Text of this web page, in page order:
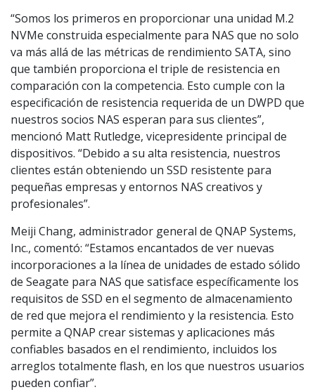
“Somos los primeros en proporcionar una unidad M.2
NVMe construida especialmente para NAS que no solo
va más allá de las métricas de rendimiento SATA, sino
que también proporciona el triple de resistencia en
comparación con la competencia. Esto cumple con la
especificación de resistencia requerida de un DWPD que
nuestros socios NAS esperan para sus clientes”,
mencionó Matt Rutledge, vicepresidente principal de
dispositivos. “Debido a su alta resistencia, nuestros
clientes están obteniendo un SSD resistente para
pequeñas empresas y entornos NAS creativos y
profesionales”.
Meiji Chang, administrador general de QNAP Systems,
Inc., comentó: “Estamos encantados de ver nuevas
incorporaciones a la línea de unidades de estado sólido
de Seagate para NAS que satisface específicamente los
requisitos de SSD en el segmento de almacenamiento
de red que mejora el rendimiento y la resistencia. Esto
permite a QNAP crear sistemas y aplicaciones más
confiables basados en el rendimiento, incluidos los
arreglos totalmente flash, en los que nuestros usuarios
pueden confiar”.